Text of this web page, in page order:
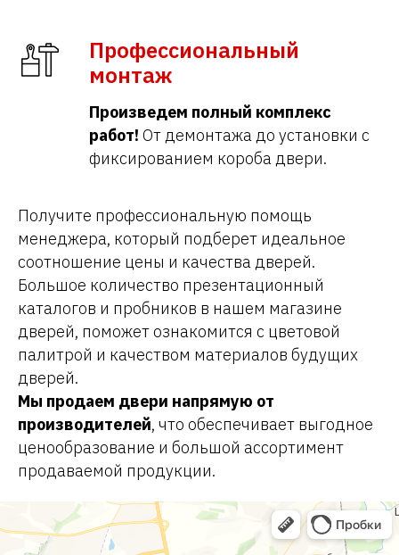
Профессиональный
монтаж
Произведем полный комплекс
работ! От демонтажа до установки с
фиксированием короба двери.
Получите профессиональную помощь
менеджера, который подберет идеальное
соотношение цены и качества дверей.
Большое количество презентационный
каталогов и пробников в нашем магазине
дверей, поможет ознакомится с цветовой
палитрой и качеством материалов будущих
дверей.
Мы продаем двери напрямую от
производителей, что обеспечивает выгодное
ценообразование и большой ассортимент
продаваемой продукции.